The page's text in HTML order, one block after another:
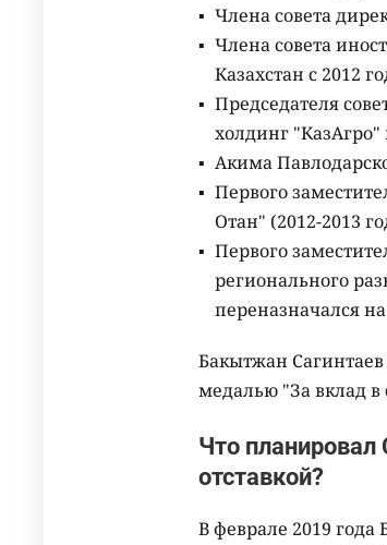
Члена совета
Члена совета
Казахстан с 2012
Председателя
холдинг "КазАгро"
Акима
Первого
Отан" (2012-2013
Первого
регионального
переназначался
Бакытжан
медалью "За вклад в
Что
отставкой?
В феврале 2019 года